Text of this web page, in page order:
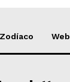
Zodíaco Web